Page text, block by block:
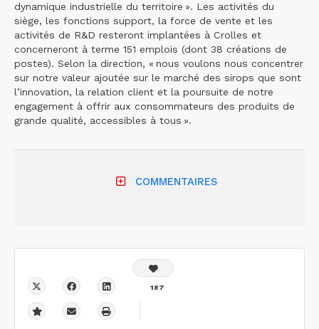
dynamique industrielle du territoire ». Les activités du
siège, les fonctions support, la force de vente et les
activités de R&D resteront implantées à Crolles et
concerneront à terme 151 emplois (dont 38 créations de
postes). Selon la direction, « nous voulons nous concentrer
sur notre valeur ajoutée sur le marché des sirops que sont
l’innovation, la relation client et la poursuite de notre
engagement à offrir aux consommateurs des produits de
grande qualité, accessibles à tous ».
COMMENTAIRES
187